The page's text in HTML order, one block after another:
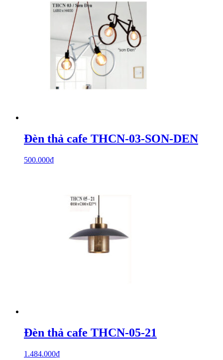
Đèn thả cafe THCN-03-SON-DEN
500.000₫
Đèn thả cafe THCN-05-21
1.484.000₫